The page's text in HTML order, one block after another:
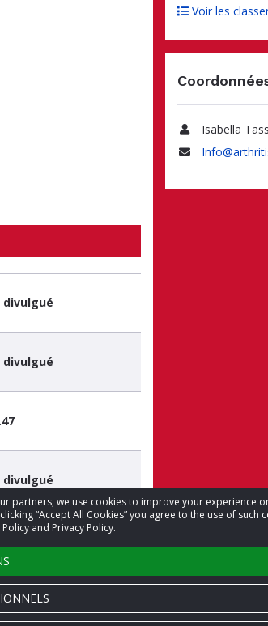
partners, we use cookies to improve your experience
“Accept All Cookies” you agree to the use of such
and Privacy Policy.
Voir les
Nom
Isabella